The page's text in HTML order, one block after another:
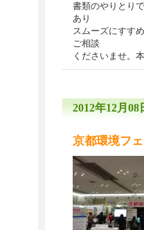
書類のやりとり
あり
スムーズにすす
ご相談
くださいませ。
2012年12月08
京都環境フ